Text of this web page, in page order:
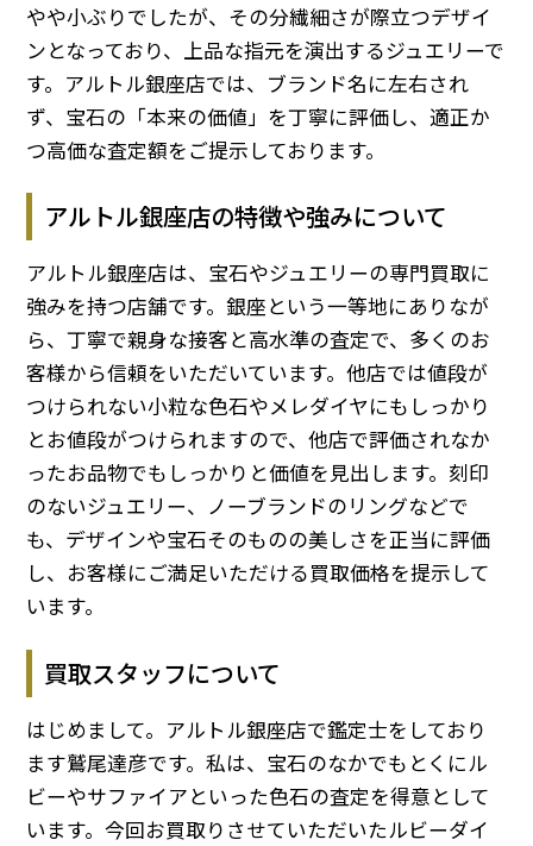
やや小ぶりでしたが、その分繊細さが際立つデザイ
ンとなっており、上品な指元を演出するジュエリーで
す。アルトル銀座店では、ブランド名に左右され
ず、宝石の「本来の価値」を丁寧に評価し、適正か
つ高価な査定額をご提示しております。
アルトル銀座店の特徴や強みについて
アルトル銀座店は、宝石やジュエリーの専門買取に
強みを持つ店舗です。銀座という一等地にありなが
ら、丁寧で親身な接客と高水準の査定で、多くのお
客様から信頼をいただいています。他店では値段が
つけられない小粒な色石やメレダイヤにもしっかり
とお値段がつけられますので、他店で評価されなか
ったお品物でもしっかりと価値を見出します。刻印
のないジュエリー、ノーブランドのリングなどで
も、デザインや宝石そのものの美しさを正当に評価
し、お客様にご満足いただける買取価格を提示して
います。
買取スタッフについて
はじめまして。アルトル銀座店で鑑定士をしており
ます鷲尾達彦です。私は、宝石のなかでもとくにル
ビーやサファイアといった色石の査定を得意として
います。今回お買取りさせていただいたルビーダイ